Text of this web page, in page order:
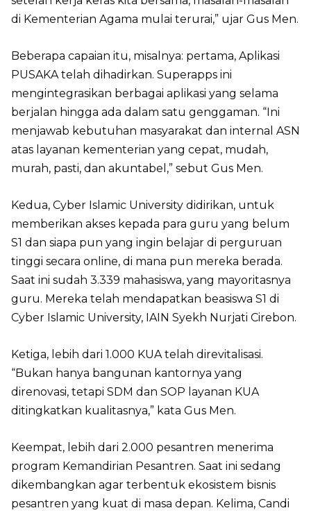
di Kementerian Agama mulai terurai,” ujar Gus Men.
Beberapa capaian itu, misalnya: pertama, Aplikasi
PUSAKA telah dihadirkan. Superapps ini
mengintegrasikan berbagai aplikasi yang selama
berjalan hingga ada dalam satu genggaman. “Ini
menjawab kebutuhan masyarakat dan internal ASN
atas layanan kementerian yang cepat, mudah,
murah, pasti, dan akuntabel,” sebut Gus Men.
Kedua, Cyber Islamic University didirikan, untuk
memberikan akses kepada para guru yang belum
S1 dan siapa pun yang ingin belajar di perguruan
tinggi secara online, di mana pun mereka berada.
Saat ini sudah 3.339 mahasiswa, yang mayoritasnya
guru. Mereka telah mendapatkan beasiswa S1 di
Cyber Islamic University, IAIN Syekh Nurjati Cirebon.
Ketiga, lebih dari 1.000 KUA telah direvitalisasi.
“Bukan hanya bangunan kantornya yang
direnovasi, tetapi SDM dan SOP layanan KUA
ditingkatkan kualitasnya,” kata Gus Men.
Keempat, lebih dari 2.000 pesantren menerima
program Kemandirian Pesantren. Saat ini sedang
dikembangkan agar terbentuk ekosistem bisnis
pesantren yang kuat di masa depan. Kelima, Candi